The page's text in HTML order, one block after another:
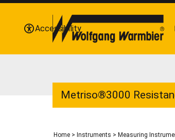
Metriso®3000
Home > Instruments > Measuring
Accessibility